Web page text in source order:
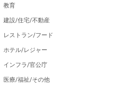
教育
建設/住宅/不動産
レストラン/フード
ホテル/レジャー
インフラ/官公庁
医療/福祉/その他